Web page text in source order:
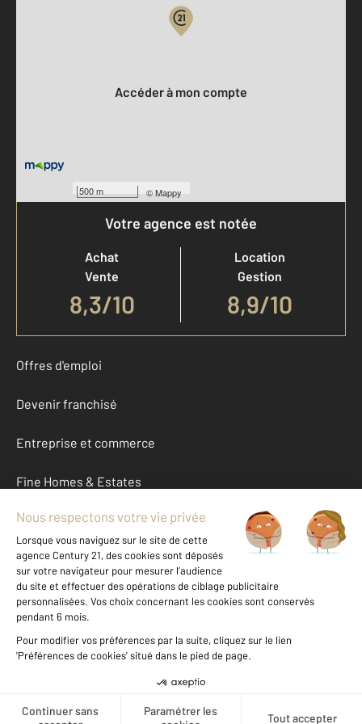
500 m ©Mappy
Accéder à mon compte
Votre agence est notée
Achat
Vente
8,3/10
Location
Gestion
8,9/10
Offres d'emploi
Devenir franchisé
Entreprise et commerce
Fine Homes & Estates
À propos
International
Nous contacter
Données personnelles
Gestionnaire des cookies